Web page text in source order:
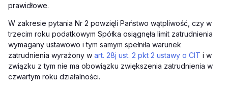
prawidłowe.
W zakresie pytania Nr 2 powzięli Państwo wątpliwość, czy w
trzecim roku podatkowym Spółka osiągnęła limit zatrudnienia
wymagany ustawowo i tym samym spełniła warunek
zatrudnienia wyrażony w art. 28j ust. 2 pkt 2 ustawy o CIT i w
związku z tym nie ma obowiązku zwiększenia zatrudnienia w
czwartym roku działalności.